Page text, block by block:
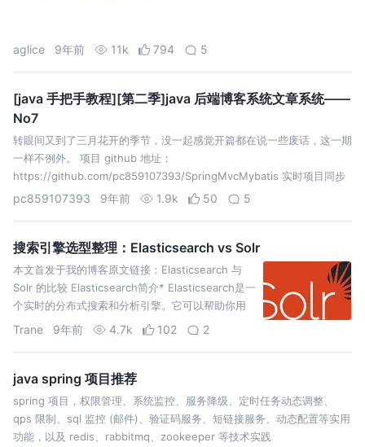
aglice 9年前 11k 794 5
[java 手把手教程][第二季]java 后端博客系统文章系统——
No7
转眼间又到了三月花开的季节，没一起感觉开篇都在说一些废话，这一期
一样不例外。 项目 github 地址：
https://github.com/pc859107393/SpringMvcMybatis 实时项目同步
的地址是国内的码云：https://git.oschina.net/8…
pc859107393 9年前 1.9k 50 5
搜索引擎选型整理：Elasticsearch vs Solr
本文首发于我的博客原文链接：Elasticsearch 与
Solr 的比较 Elasticsearch简介* Elasticsearch是一
个实时的分布式搜索和分析引擎。它可以帮助你用
前所未有的速度去处理大规模数据。 它可以用于全
Trane 9年前 4.7k 102 2
java spring 项目推荐
spring 项目，权限管理、系统监控、服务降级、定时任务动态调整、
qps 限制、sql 监控 (邮件)、验证码服务、短链接服务、动态配置等实用
功能，以及 redis、rabbitmq、zookeeper 等技术实践